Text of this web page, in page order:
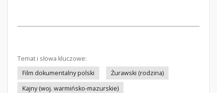
Temat i słowa kluczowe:
Film dokumentalny polski
Żurawski (rodzina)
Kajny (woj. warmińsko-mazurskie)